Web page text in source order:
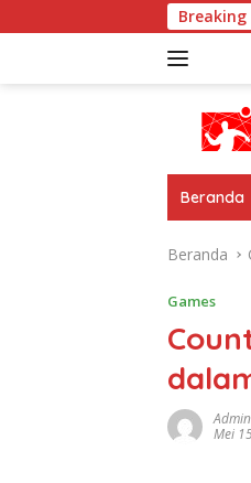
ke
Breaking
Beranda
Beranda
Games
Admin
Mei